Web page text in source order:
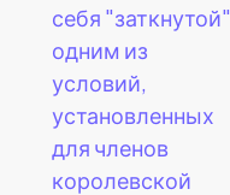
себя "заткнутой"
одним из
условий,
установленных
для членов
королевской